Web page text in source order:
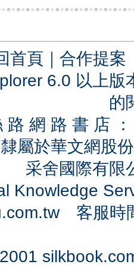
首頁 ｜ 合作提案
6.0 以上
的
路 網 路 書 店
屬於華文網股
采舍國際有
Knowledge
客服時